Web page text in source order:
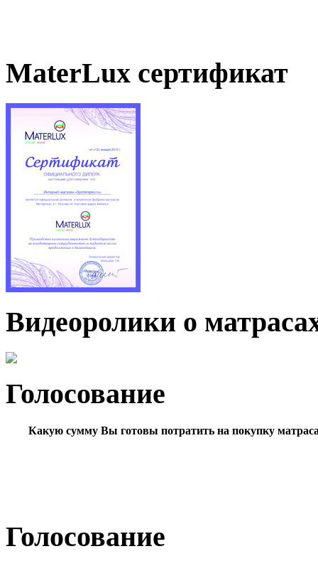
MaterLux сертификат
Видеоролики о
Голосование
Какую сумму Вы готовы потратить на покупку
Голосование